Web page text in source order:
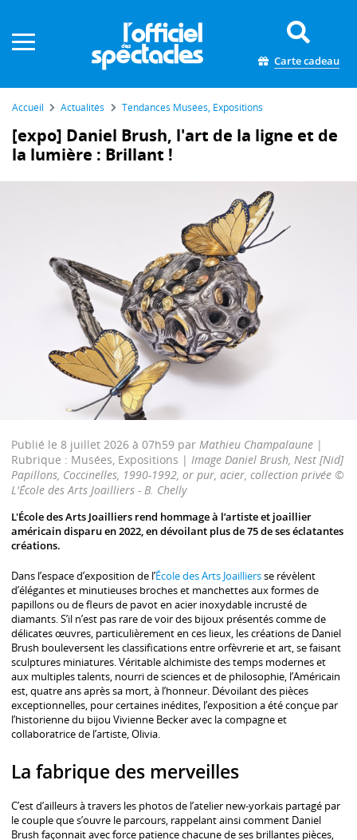
Carte cadeau
Accueil Actualités Tendances Musées, Expositions
[expo] Daniel Brush, l'art de la ligne et de
la lumière : Brillant !
Publié le 8 juillet 2026 à 07h59 parMathieu Champalaune |
Rubrique : Musées, Expositions |Image Daniel Brush, Nest [Nid]
Papillons, Coccinelles, 1990-1992, or pur, acier, collection privée ©
L'École des Arts Joailliers - B. Chelly
L'École des Arts Joailliers rend hommage à l’artiste et joaillier
américain disparu en 2022, en dévoilant plus de 75 de ses éclatantes
créations.
Dans l’espace d’exposition de l’École des Arts Joailliersse révèlent
d’élégantes et minutieuses broches et manchettes aux formes de
papillons ou de fleurs de pavot en acier inoxydable incrusté de
diamants. S’il n’est pas rare de voir des bijoux présentés comme de
délicates œuvres, particulièrement en ces lieux, les créations de Daniel
Brush bouleversent les classifications entre orfèvrerie et art, se faisant
sculptures miniatures. Véritable alchimiste des temps modernes et
aux multiples talents, nourri de sciences et de philosophie, l’Américain
est, quatre ans après sa mort, à l’honneur. Dévoilant des pièces
exceptionnelles, pour certaines inédites, l’exposition a été conçue par
l’historienne du bijou Vivienne Becker avec la compagne et
collaboratrice de l’artiste, Olivia.
La fabrique des merveilles
C’est d’ailleurs à travers les photos de l’atelier new-yorkais partagé par
le couple que s’ouvre le parcours, rappelant ainsi comment Daniel
Brush façonnait avec force patience chacune de ses brillantes pièces,